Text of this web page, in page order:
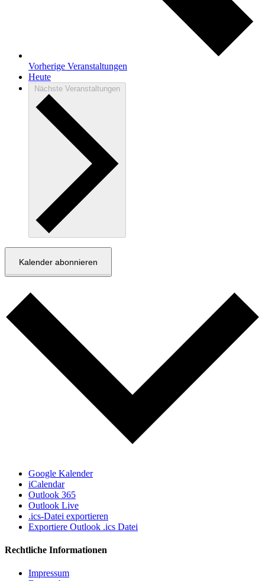
Vorherige Veranstaltungen
Heute
Nächste Veranstaltungen
Kalender abonnieren
Google Kalender
iCalendar
Outlook 365
Outlook Live
.ics-Datei exportieren
Exportiere Outlook .ics Datei
Rechtliche Informationen
Impressum